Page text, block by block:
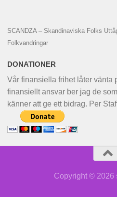
SCANDZA – Skandinaviska Folks
Folkvandringar
DONATIONER
Vår finansiella frihet låter vänta
finansiellt ansvar ber jag de
känner att ge ett bidrag. Per
Copyright © 2026